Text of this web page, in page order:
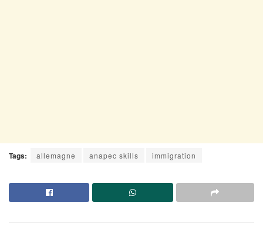
Tags: allemagne anapec skills immigration